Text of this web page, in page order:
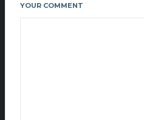
YOUR COMMENT